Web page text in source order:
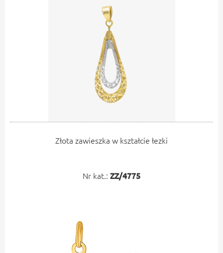
Złota zawieszka w kształcie łezki
Nr kat.: ZZ/4775